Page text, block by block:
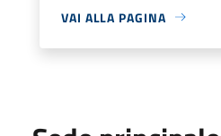
VAI ALLA PAGINA